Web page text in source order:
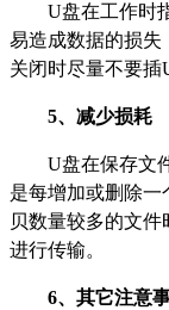
U盘在工作时
易造成数据的损失
关闭时尽量不要插
5、减少损耗
U盘在保存文
是每增加或删除
贝数量较多的文
进行传输。
6、其它注意